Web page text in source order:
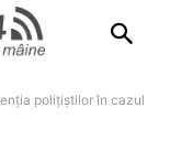
polițiștilor în cazul